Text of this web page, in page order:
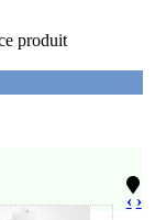
produit
‹ ›